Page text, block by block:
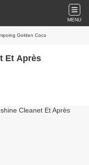
MENU
Golden Coco
Et Après